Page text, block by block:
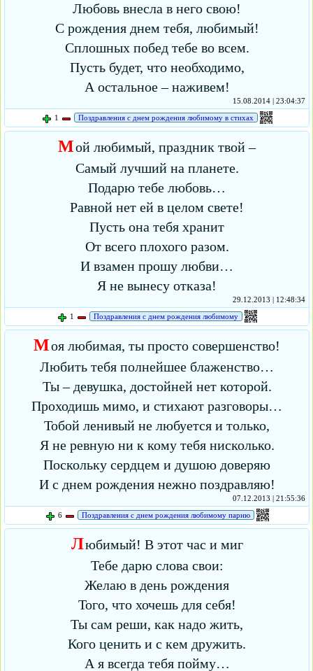
Любовь внесла в него свою!
С рождения днем тебя, любимый!
Сплошных побед тебе во всем.
Пусть будет, что необходимо,
А остальное – наживем!
15.08.2014 | 23:04:37
1
Поздравления с днем рождения любимому в стихах
Мой любимый, праздник твой –
Самый лучший на планете.
Подарю тебе любовь…
Равной нет ей в целом свете!
Пусть она тебя хранит
От всего плохого разом.
И взамен прошу любви…
Я не вынесу отказа!
29.12.2013 | 12:48:34
1
Поздравления с днем рождения любимому
Моя любимая, ты просто совершенство!
Любить тебя полнейшее блаженство…
Ты – девушка, достойней нет которой.
Проходишь мимо, и стихают разговоры…
Тобой ленивый не любуется и только,
Я не ревную ни к кому тебя нисколько.
Поскольку сердцем и душою доверяю
И с днем рождения нежно поздравляю!
07.12.2013 | 21:55:36
6
Поздравления с днем рождения любимому парню
Любимый! В этот час и миг
Тебе дарю слова свои:
Желаю в день рождения
Того, что хочешь для себя!
Ты сам реши, как надо жить,
Кого ценить и с кем дружить.
А я всегда тебя пойму…